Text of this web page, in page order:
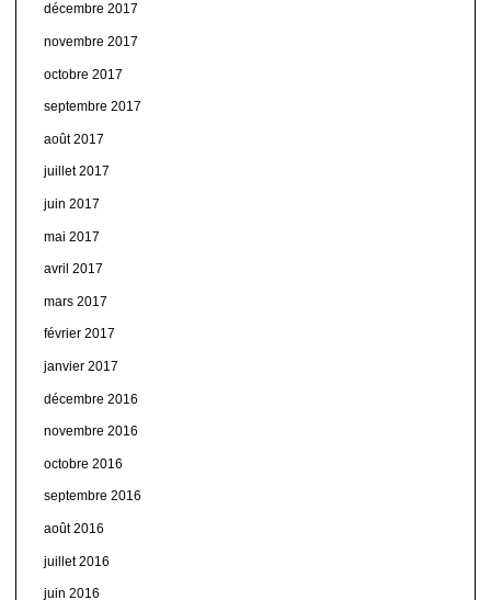
décembre 2017
novembre 2017
octobre 2017
septembre 2017
août 2017
juillet 2017
juin 2017
mai 2017
avril 2017
mars 2017
février 2017
janvier 2017
décembre 2016
novembre 2016
octobre 2016
septembre 2016
août 2016
juillet 2016
juin 2016